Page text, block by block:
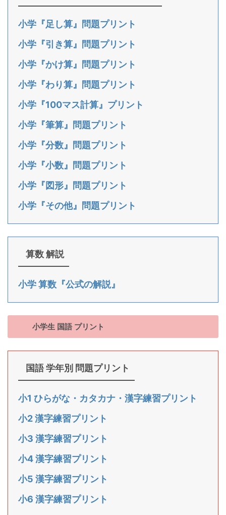
小学『足し算』問題プリント
小学『引き算』問題プリント
小学『かけ算』問題プリント
小学『わり算』問題プリント
小学『100マス計算』プリント
小学『筆算』問題プリント
小学『分数』問題プリント
小学『小数』問題プリント
小学『図形』問題プリント
小学『その他』問題プリント
算数 解説
小学 算数『公式の解説』
小学生 国語 プリント
国語 学年別 問題プリント
小1 ひらがな・カタカナ・漢字練習プリント
小2 漢字練習プリント
小3 漢字練習プリント
小4 漢字練習プリント
小5 漢字練習プリント
小6 漢字練習プリント